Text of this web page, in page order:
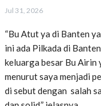
Jul 31, 2026
“Bu Atut ya di Banten
ini ada Pilkada di
keluarga besar Bu Airin
menurut saya menjadi
di sebut dengan salah